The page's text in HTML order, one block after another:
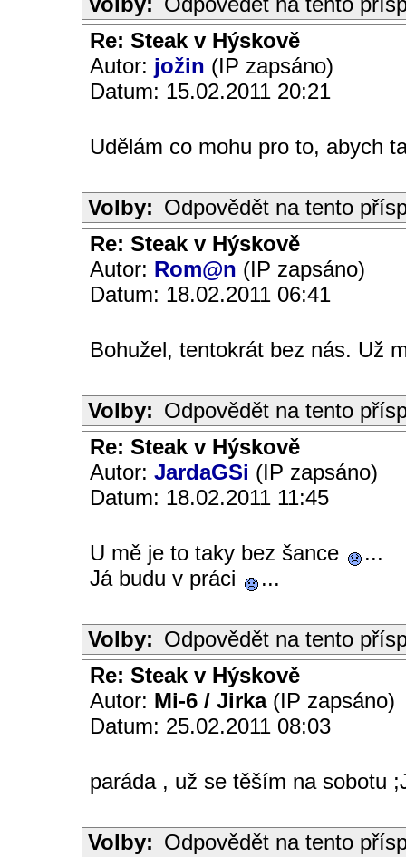
Re: Steak v Hýskově
Autor: jožin (IP zapsáno)
Datum: 15.02.2011 20:21
Udělám co mohu pro to, abych
Volby: Odpovědět na tento
Re: Steak v Hýskově
Autor: Rom@n (IP zapsáno)
Datum: 18.02.2011 06:41
Bohužel, tentokrát bez nás. Už
Volby: Odpovědět na tento
Re: Steak v Hýskově
Autor: JardaGSi (IP zapsáno)
Datum: 18.02.2011 11:45
U mě je to taky bez šance
...
Já budu v práci
...
Volby: Odpovědět na tento
Re: Steak v Hýskově
Autor: Mi-6 / Jirka(IP zapsáno)
Datum: 25.02.2011 08:03
paráda , už se těším na sobotu
Volby: Odpovědět na tento